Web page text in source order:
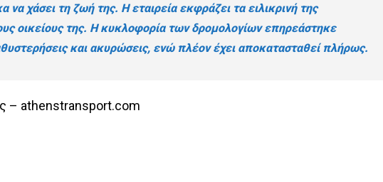
να χάσει τη ζωή της. Η εταιρεία εκφράζει τα ειλικρινή της
οικείους της. Η κυκλοφορία των δρομολογίων επηρεάστηκε
και ακυρώσεις, ενώ πλέον έχει αποκατασταθεί πλήρως.
– athenstransport.com